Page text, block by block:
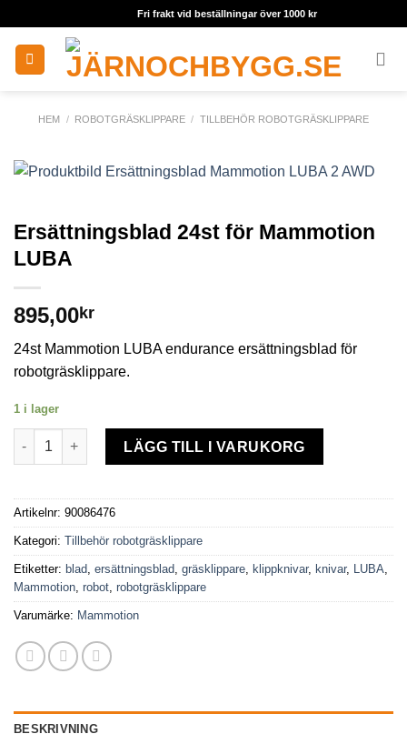
to
content
Fri frakt vid beställningar över 1000 kr
HEM / ROBOTGRÄSKLIPPARE / TILLBEHÖR ROBOTGRÄSKLIPPARE
Ersättningsblad 24st för Mammotion
LUBA
895,00kr
24st Mammotion LUBA endurance ersättningsblad för
robotgräsklippare.
1 i lager
Ersättningsblad 24st för Mammotion LUBA mängd
LÄGG TILL I VARUKORG
Artikelnr: 90086476
Kategori: Tillbehör robotgräsklippare
Etiketter: blad, ersättningsblad, gräsklippare, klippknivar, knivar, LUBA,
Mammotion, robot, robotgräsklippare
Varumärke: Mammotion
BESKRIVNING